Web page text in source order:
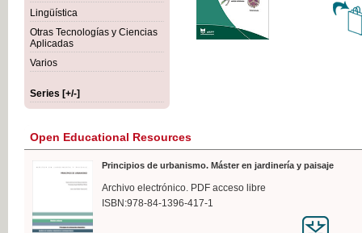
Lingüística
Otras Tecnologías y Ciencias
Aplicadas
Varios
Series [+/-]
Open Educational Resources
Principios de urbanismo. Máster en jardinería y paisaje
Archivo electrónico. PDF acceso libre
ISBN:978-84-1396-417-1